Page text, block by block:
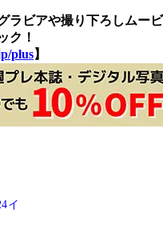
ラビアや撮り下ろしムービ
ク！
plus】
イ